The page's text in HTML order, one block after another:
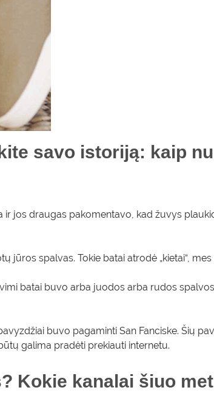
savo istoriją: kaip
jos draugas pakomentavo, kad žuvys
spalvas. Tokie batai atrodė „kietai“,
batai buvo arba juodos arba rudos
buvo pagaminti San Fanciske. Šių
galima pradėti prekiauti internetu.
Kokie kanalai šiuo